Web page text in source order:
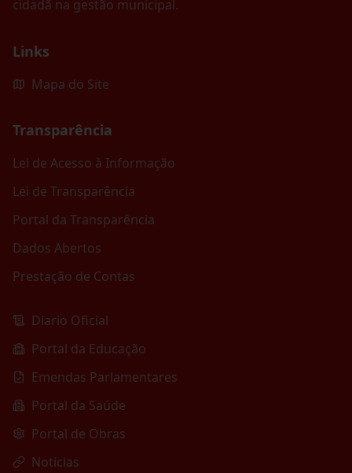
cidadã na gestão municipal.
Links
Mapa do Site
Transparência
Lei de Acesso à Informação
Lei de Transparência
Portal da Transparência
Dados Abertos
Prestação de Contas
Diario Oficial
Portal da Educação
Emendas Parlamentares
Portal da Saúde
Portal de Obras
Notícias